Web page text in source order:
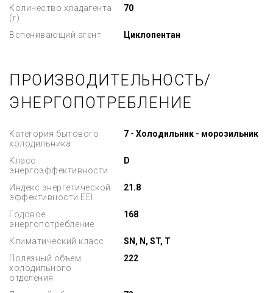
Количество хладагента
(г)
70
Вспенивающий агент Циклопентан
ПРОИЗВОДИТЕЛЬНОСТЬ/
ЭНЕРГОПОТРЕБЛЕНИЕ
Категория бытового
холодильника
7 - Холодильник - морозильник
Класс
энергоэффективности
D
Индекс энергетической
эффективности EEI
21.8
Годовое
энергопотребление
168
Климатический класс
SN, N, ST, T
Полезный объем
холодильного
отделения
222